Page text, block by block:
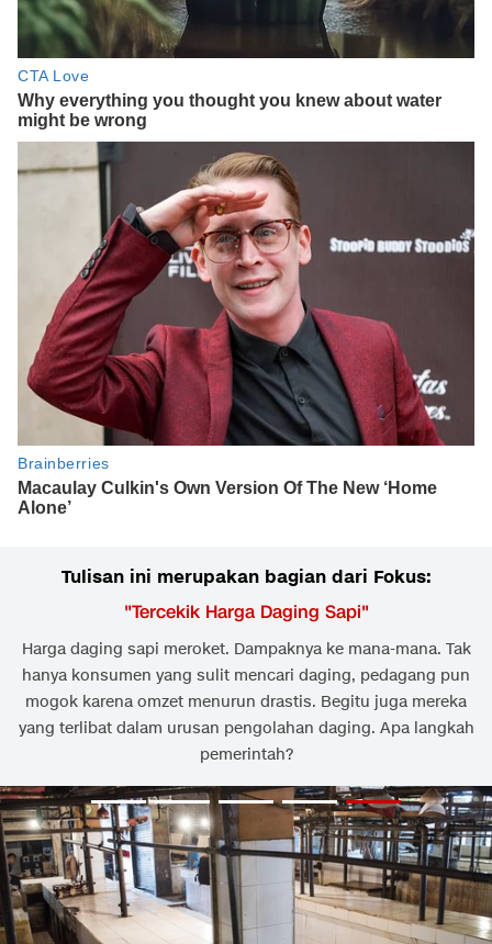
Tulisan ini merupakan bagian dari Fokus:
"Tercekik Harga Daging Sapi"
Harga daging sapi meroket. Dampaknya ke mana-mana. Tak
hanya konsumen yang sulit mencari daging, pedagang pun
mogok karena omzet menurun drastis. Begitu juga mereka
yang terlibat dalam urusan pengolahan daging. Apa langkah
pemerintah?